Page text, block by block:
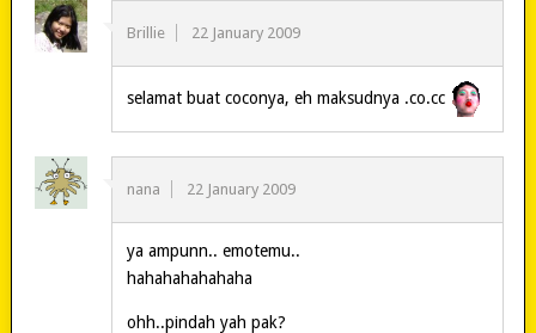
Brillie 22 January 2009
selamat buat coconya, eh maksudnya .co.cc
nana 22 January 2009
ya ampunn.. emotemu..
hahahahahahaha
ohh..pindah yah pak?